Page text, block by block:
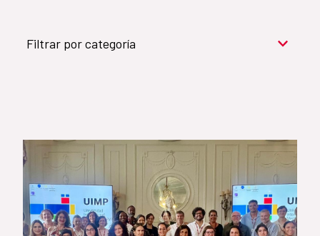
Filtrar por categoría
Objetivos de Desarrollo Sostenible (524)
Género (500)
AMÉRICA LATINA Y CARIBE (490)
España (486)